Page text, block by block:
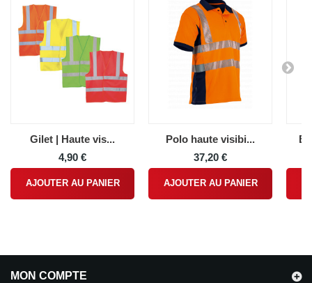
Gilet | Haute vis...
4,90 €
AJOUTER AU PANIER
Polo haute visibi...
37,20 €
AJOUTER AU PANIER
MON COMPTE